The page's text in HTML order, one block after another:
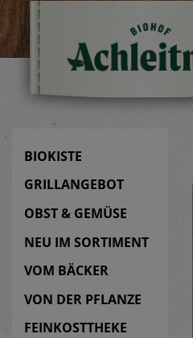
BIOKISTE
GRILLANGEBOT
OBST & GEMÜSE
NEU IM SORTIMENT
VOM BÄCKER
VON DER PFLANZE
FEINKOSTTHEKE